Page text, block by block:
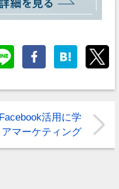
活用に学
マーケティング